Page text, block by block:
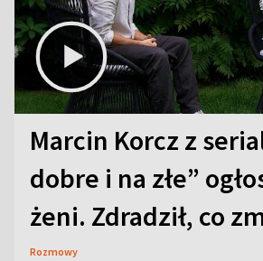
Marcin Korcz z
dobre i na złe”
żeni. Zdradził, co
Rozmowy